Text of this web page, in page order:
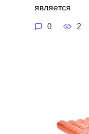
является
0 2